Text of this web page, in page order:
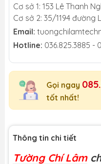
Cơ sở 1: 153 Lê Thanh
Cơ sở 2: 35/1194
Email:
Hotline: 036.825.3885 -
Gọi ngay
tốt nhất!
Thông tin chi tiết
Tường Chí Lâm